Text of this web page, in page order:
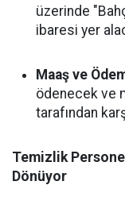
üzerinde
ibaresi yer
Maaş ve
ödenecek ve
tarafından
Temizlik
Dönüyor